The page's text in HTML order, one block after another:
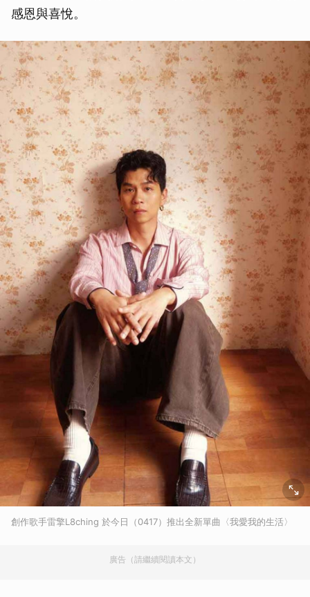
感恩與喜悅。
創作歌手雷擎L8ching 於今日（0417）推出全新單曲〈我愛我的生活〉
廣告（請繼續閱讀本文）